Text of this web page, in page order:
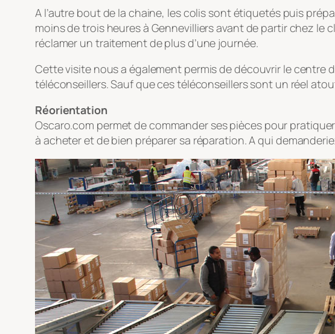
A l’autre bout de la chaine, les colis sont étiquetés puis
moins de trois heures à Gennevilliers avant de partir chez
réclamer un traitement de plus d’une journée.
Cette visite nous a également permis de découvrir le centre
téléconseillers. Sauf que ces téléconseillers sont un réel
Réorientation
Oscaro.com permet de commander ses pièces pour
à acheter et de bien préparer sa réparation. A qui